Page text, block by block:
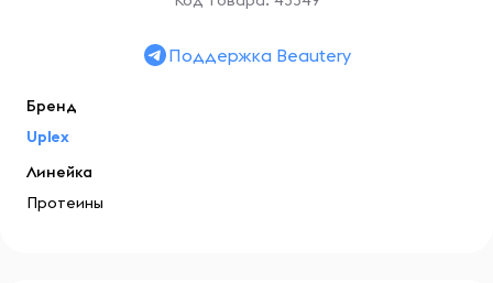
Поддержка Beautery
Бренд
Uplex
Линейка
Протеины